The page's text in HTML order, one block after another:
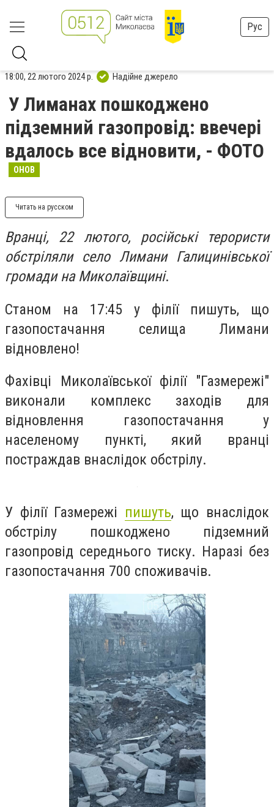
Рус
18:00, 22 лютого 2024 р. Надійне джерело
У Лиманах пошкоджено
підземний газопровід: ввечері
вдалось все відновити, - ФОТО
ОНОВ
Читать на русском
Вранці, 22 лютого, російські терористи
обстріляли село Лимани Галицинівської
громади на Миколаївщині.
Станом на 17:45 у філії пишуть, що
газопостачання селища Лимани
відновлено!
Фахівці Миколаївської філії "Газмережі"
виконали комплекс заходів для
відновлення газопостачання у
населеному пункті, який вранці
постраждав внаслідок обстрілу.
У філії Газмережі пишуть, що внаслідок
обстрілу пошкоджено підземний
газопровід середнього тиску. Наразі без
газопостачання 700 споживачів.